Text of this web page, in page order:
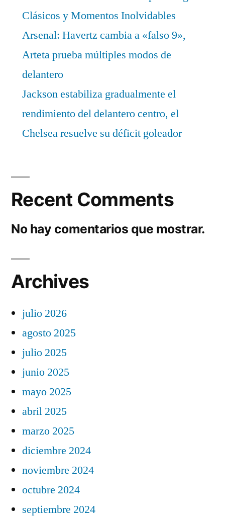
Clásicos y Momentos Inolvidables
Arsenal: Havertz cambia a «falso 9»,
Arteta prueba múltiples modos de
delantero
Jackson estabiliza gradualmente el
rendimiento del delantero centro, el
Chelsea resuelve su déficit goleador
Recent Comments
No hay comentarios que mostrar.
Archives
julio 2026
agosto 2025
julio 2025
junio 2025
mayo 2025
abril 2025
marzo 2025
diciembre 2024
noviembre 2024
octubre 2024
septiembre 2024